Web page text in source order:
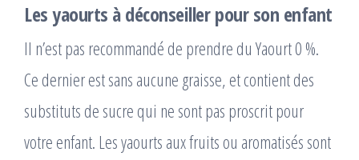
Les yaourts à déconseiller pour son enfant
Il n’est pas recommandé de prendre du Yaourt 0 %.
Ce dernier est sans aucune graisse, et contient des
substituts de sucre qui ne sont pas proscrit pour
votre enfant. Les yaourts aux fruits ou aromatisés sont